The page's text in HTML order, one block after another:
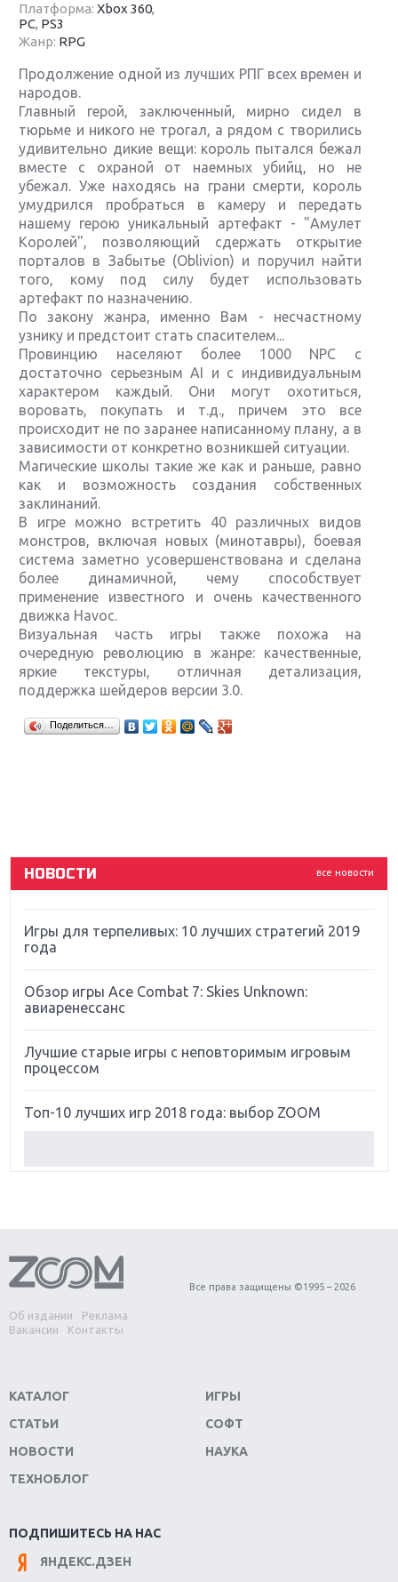
Платформа:Xbox 360,
PC, PS3
Жанр: RPG
Продолжение одной из лучших РПГ всех времен и
народов.
Главный герой, заключенный, мирно сидел в
тюрьме и никого не трогал, а рядом с творились
удивительно дикие вещи: король пытался бежал
вместе с охраной от наемных убийц, но не
убежал. Уже находясь на грани смерти, король
умудрился пробраться в камеру и передать
нашему герою уникальный артефакт - "Амулет
Королей", позволяющий сдержать открытие
порталов в Забытье (Oblivion) и поручил найти
того, кому под силу будет использовать
артефакт по назначению.
По закону жанра, именно Вам - несчастному
узнику и предстоит стать спасителем...
Провинцию населяют более 1000 NPC с
достаточно серьезным AI и с индивидуальным
характером каждый. Они могут охотиться,
воровать, покупать и т.д., причем это все
происходит не по заранее написанному плану, а в
зависимости от конкретно возникшей ситуации.
Магические школы такие же как и раньше, равно
как и возможность создания собственных
заклинаний.
В игре можно встретить 40 различных видов
монстров, включая новых (минотавры), боевая
система заметно усовершенствована и сделана
более динамичной, чему способствует
применение известного и очень качественного
движка Havoc.
Визуальная часть игры также похожа на
очередную революцию в жанре: качественные,
яркие текстуры, отличная детализация,
поддержка шейдеров версии 3.0.
Поделиться…
все новости
НОВОСТИ
Крупнейшие релизы мая: Nintendo, Microsoft и
Sony
Far Cry 5: хвалить нельзя ругать
Игры для терпеливых: 10 лучших стратегий 2019
года
Обзор игры Ace Combat 7: Skies Unknown:
авиаренессанс
Лучшие старые игры с неповторимым игровым
процессом
Топ-10 лучших игр 2018 года: выбор ZOOM
Обзор игры Forza Horizon 4: вершина эволюции
Две важных новинки для консолей: Spider-Man и
Divinity Original Sin 2
Switch
Обзор игры The Crew 2: покорение Америки
Важнейшие анонсы E3 2018
Крупнейшие релизы мая: Nintendo, Microsoft и
Об издании
Реклама
Вакансии
Контакты
Все права защищены ©1995 – 2026
КАТАЛОГ
СТАТЬИ
НОВОСТИ
ТЕХНОБЛОГ
ИГРЫ
СОФТ
НАУКА
ПОДПИШИТЕСЬ НА НАС
ЯНДЕКС.ДЗЕН